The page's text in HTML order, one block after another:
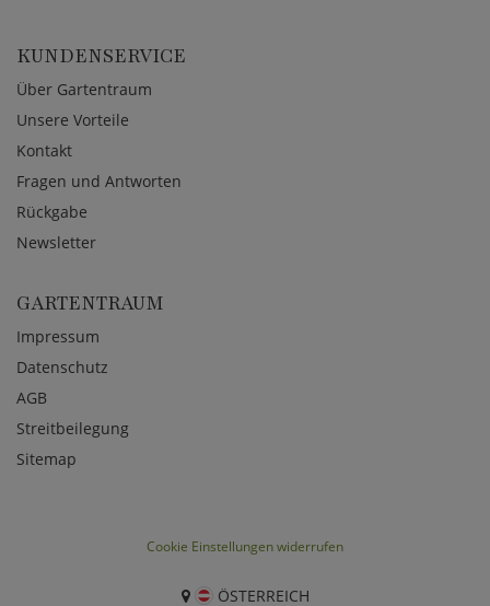
KUNDENSERVICE
Über Gartentraum
Unsere Vorteile
Kontakt
Fragen und Antworten
Rückgabe
Newsletter
GARTENTRAUM
Impressum
Datenschutz
AGB
Streitbeilegung
Sitemap
Cookie Einstellungen widerrufen
ÖSTERREICH